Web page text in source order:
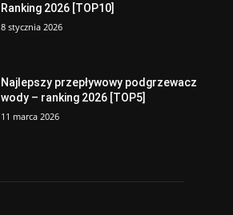
Ranking 2026 [TOP10]
8 stycznia 2026
Najlepszy przepływowy podgrzewacz
wody – ranking 2026 [TOP5]
11 marca 2026